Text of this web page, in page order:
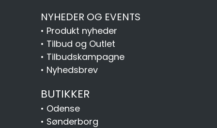
NYHEDER OG EVENTS
• Produkt nyheder
• Tilbud og Outlet
• Tilbudskampagne
• Nyhedsbrev
BUTIKKER
• Odense
• Sønderborg